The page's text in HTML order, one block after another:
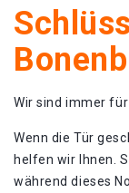
Wir sind immer
Wenn die Tür
helfen wir Ihnen.
während dieses